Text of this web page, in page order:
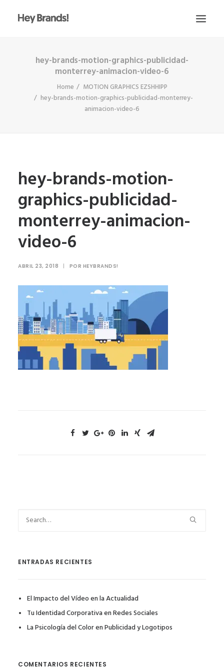
¿QUÉ HACEMOS?
hey-brands-motion-graphics-publicidad-
monterrey-animacion-video-6
Home
MOTION GRAPHICS EZSHHIPP
hey-brands-motion-graphics-publicidad-monterrey-
animacion-video-6
hey-brands-motion-
graphics-publicidad-
monterrey-animacion-
video-6
ABRIL 23, 2018 | POR HEYBRANDS!
ENTRADAS RECIENTES
El Impacto del Vídeo en la Actualidad
Tu Identidad Corporativa en Redes Sociales
La Psicología del Color en Publicidad y Logotipos
COMENTARIOS RECIENTES